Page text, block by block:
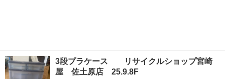
3段プラケース リサイクルショップ宮崎
屋 佐土原店 25.9.8F